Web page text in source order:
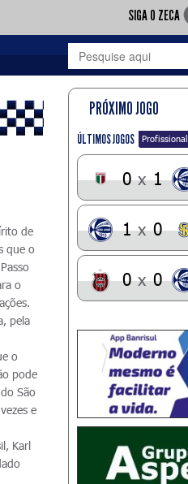
SIGA O ZECA
de
que o
o
pela
o
pode
São
e
Karl
PRÓXIMO JOGO
ÚLTIMOS JOGOS Profissional
0 x 1
1 x 0
0 x 0